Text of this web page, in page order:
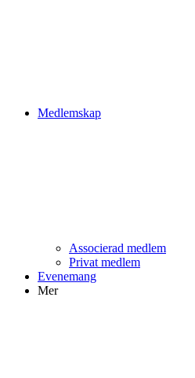
Medlemskap
Associerad medlem
Privat medlem
Evenemang
Mer